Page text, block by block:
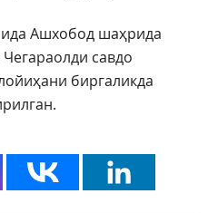
Ашхобод шаҳрида
савдо
биргаликда